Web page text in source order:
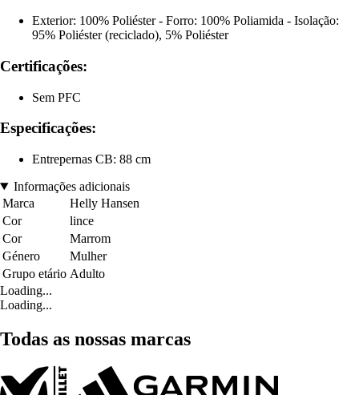
Exterior: 100% Poliéster - Forro: 100% Poliamida - Isolação:
95% Poliéster (reciclado), 5% Poliéster
Certificações:
Sem PFC
Especificações:
Entrepernas CB: 88 cm
Informações adicionais
Marca
Helly Hansen
Cor
lince
Cor
Marrom
Género
Mulher
Grupo etário Adulto
Loading...
Loading...
Todas as nossas marcas